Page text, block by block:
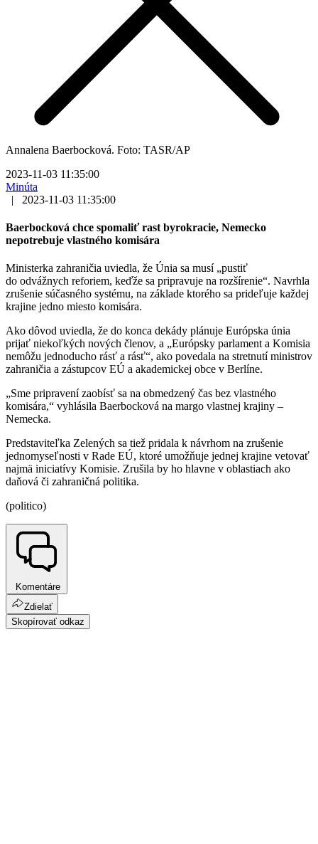
Annalena Baerbocková. Foto: TASR/AP
2023-11-03 11:35:00
Minúta
|
2023-11-03 11:35:00
Baerbocková chce spomaliť rast byrokracie, Nemecko
nepotrebuje vlastného komisára
Ministerka zahraničia uviedla, že Únia sa musí „pustiť
do odvážnych reforiem, keďže sa pripravuje na rozšírenie“. Navrhla
zrušenie súčasného systému, na základe ktorého sa prideľuje každej
krajine jedno miesto komisára.
Ako dôvod uviedla, že do konca dekády plánuje Európska únia
prijať niekoľkých nových členov, a „Európsky parlament a Komisia
nemôžu jednoducho rásť a rásť“, ako povedala na stretnutí ministrov
zahraničia a zástupcov EÚ a akademickej obce v Berlíne.
„Sme pripravení zaobísť sa na obmedzený čas bez vlastného
komisára,“ vyhlásila Baerbocková na margo vlastnej krajiny –
Nemecka.
Predstaviteľka Zelených sa tiež pridala k návrhom na zrušenie
jednomyseľnosti v Rade EÚ, ktoré umožňuje jednej krajine vetovať
najmä iniciatívy Komisie. Zrušila by ho hlavne v oblastiach ako
daňová či zahraničná politika.
(politico)
Komentáre
Zdielať
Skopírovať odkaz